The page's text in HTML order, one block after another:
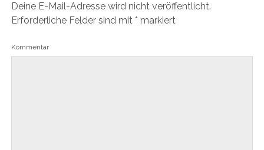
Deine E-Mail-Adresse wird nicht veröffentlicht.
Erforderliche Felder sind mit * markiert
Kommentar